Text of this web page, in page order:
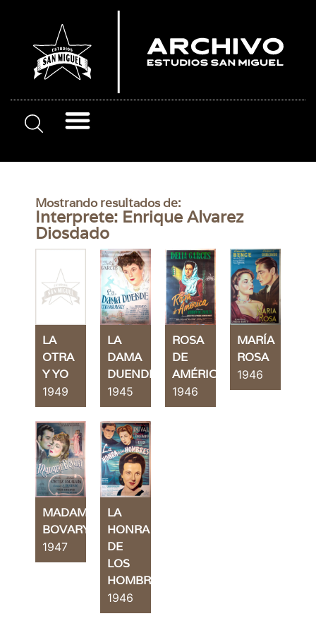
Mostrando resultados de:
Interprete: Enrique Alvarez
Diosdado
LA
OTRA
Y YO
1949
LA
DAMA
DUENDE
1945
ROSA
DE
AMÉRICA
1946
MARÍA
ROSA
1946
MADAME
BOVARY
1947
LA
HONRA
DE
LOS
HOMBRES
1946